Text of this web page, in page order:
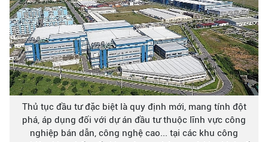
Thủ tục đầu tư đặc biệt là quy định mới, mang tính đột
phá, áp dụng đối với dự án đầu tư thuộc lĩnh vực công
nghiệp bán dẫn, công nghệ cao... tại các khu công